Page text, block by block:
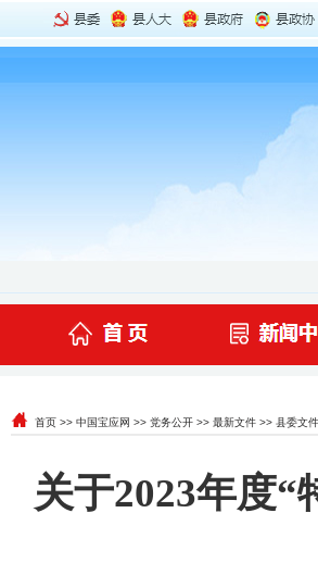
首页 >> 中国宝应网 >> 党务公开 >> 最新文件 >> 县委文件
关于2023年度